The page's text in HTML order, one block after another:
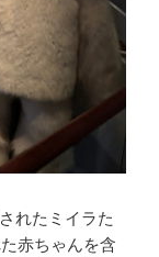
れたミイラた
赤ちゃんを含